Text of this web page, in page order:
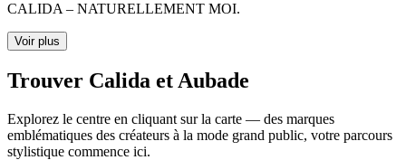
CALIDA – NATURELLEMENT MOI.
Voir plus
Trouver Calida et Aubade
Explorez le centre en cliquant sur la carte — des marques
emblématiques des créateurs à la mode grand public, votre parcours
stylistique commence ici.